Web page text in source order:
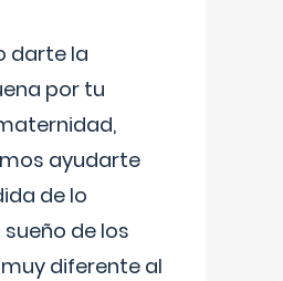
darte la
por tu
ayudarte
de lo
sueño de los
diferente al